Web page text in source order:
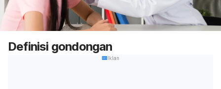
Definisi gondongan
Iklan